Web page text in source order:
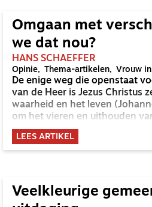
Omgaan met
we dat nou?
HANS SCHAEFFER
Opinie Thema-artikelen Vrouw
De enige weg die openstaat
van de Heer is Jezus Christus
waarheid en het leven
om het vieren en uithouden
verschillen, geldt dit ook.
concreet.
LEES ARTIKEL
Veelkleurige